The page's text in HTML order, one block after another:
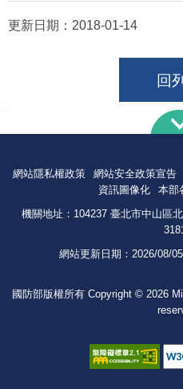
更新日期： 2018-01-14
回
網站隱私權政策 網站安全政策宣告
資訊圖像化
本部
機關地址：104237 臺北市中山區
網站更新日期： 2026/08/05
國防部版權所有 Copyright © 2026